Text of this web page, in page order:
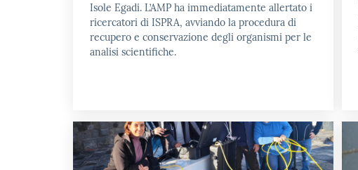
Isole Egadi. L’AMP ha immediatamente allertato i
ricercatori di ISPRA, avviando la procedura di
recupero e conservazione degli organismi per le
analisi scientifiche.